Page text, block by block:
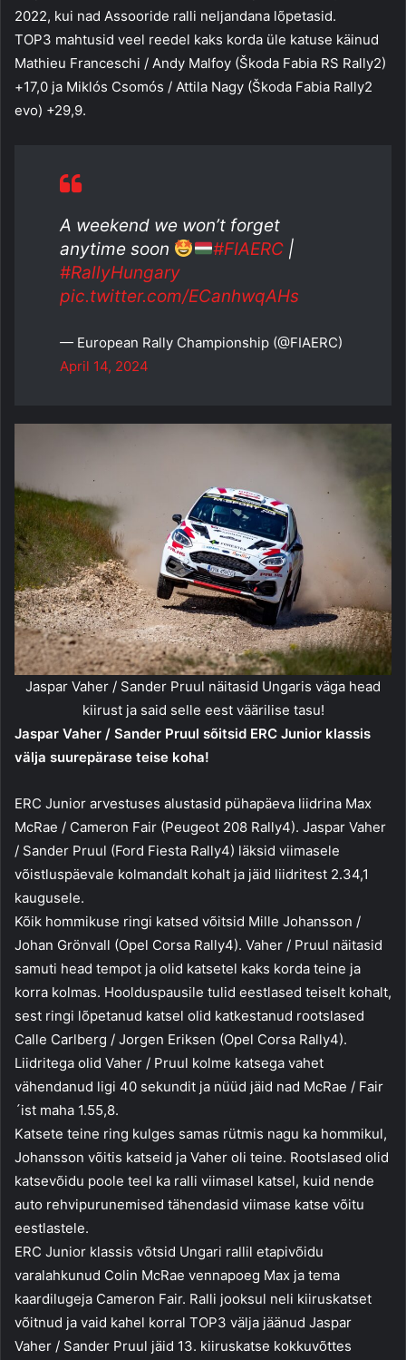
2022, kui nad Assooride ralli neljandana lõpetasid.
TOP3 mahtusid veel reedel kaks korda üle katuse käinud
Mathieu Franceschi / Andy Malfoy (Škoda Fabia RS Rally2)
+17,0 ja Miklós Csomós / Attila Nagy (Škoda Fabia Rally2
evo) +29,9.
A weekend we won’t forget
anytime soon
#FIAERC |
#RallyHungary
pic.twitter.com/ECanhwqAHs
— European Rally Championship (@FIAERC)
April 14, 2024
Jaspar Vaher / Sander Pruul näitasid Ungaris väga head
kiirust ja said selle eest väärilise tasu!
Jaspar Vaher / Sander Pruul sõitsid ERC Junior klassis
välja suurepärase teise koha!
ERC Junior arvestuses alustasid pühapäeva liidrina Max
McRae / Cameron Fair (Peugeot 208 Rally4). Jaspar Vaher
/ Sander Pruul (Ford Fiesta Rally4) läksid viimasele
võistluspäevale kolmandalt kohalt ja jäid liidritest 2.34,1
kaugusele.
Kõik hommikuse ringi katsed võitsid Mille Johansson /
Johan Grönvall (Opel Corsa Rally4). Vaher / Pruul näitasid
samuti head tempot ja olid katsetel kaks korda teine ja
korra kolmas. Hoolduspausile tulid eestlased teiselt kohalt,
sest ringi lõpetanud katsel olid katkestanud rootslased
Calle Carlberg / Jorgen Eriksen (Opel Corsa Rally4).
Liidritega olid Vaher / Pruul kolme katsega vahet
vähendanud ligi 40 sekundit ja nüüd jäid nad McRae / Fair
´ist maha 1.55,8.
Katsete teine ring kulges samas rütmis nagu ka hommikul,
Johansson võitis katseid ja Vaher oli teine. Rootslased olid
katsevõidu poole teel ka ralli viimasel katsel, kuid nende
auto rehvipurunemised tähendasid viimase katse võitu
eestlastele.
ERC Junior klassis võtsid Ungari rallil etapivõidu
varalahkunud Colin McRae vennapoeg Max ja tema
kaardilugeja Cameron Fair. Ralli jooksul neli kiiruskatset
võitnud ja vaid kahel korral TOP3 välja jäänud Jaspar
Vaher / Sander Pruul jäid 13. kiiruskatse kokkuvõttes